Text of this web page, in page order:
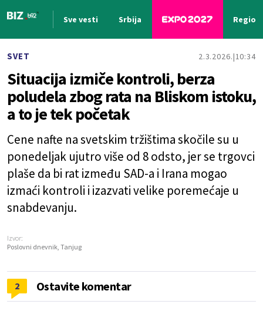
Sve vesti Srbija Region
SVET 2.3.2026. 10:34
Situacija izmiče kontroli, berza
poludela zbog rata na Bliskom istoku,
a to je tek početak
Cene nafte na svetskim tržištima skočile su u
ponedeljak ujutro više od 8 odsto, jer se trgovci
plaše da bi rat između SAD-a i Irana mogao
izmaći kontroli i izazvati velike poremećaje u
snabdevanju.
Izvor:
Poslovni dnevnik, Tanjug
2 Ostavite komentar